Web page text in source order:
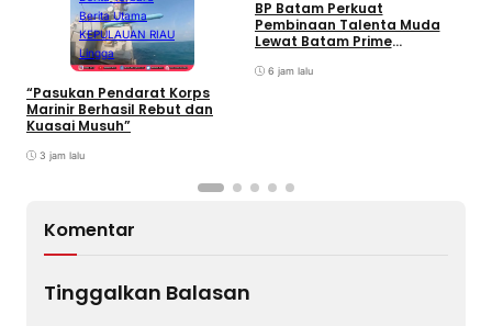
Berita Utama
KEPULAUAN RIAU
Lingga
“Pasukan Pendarat Korps
Marinir Berhasil Rebut dan
Kuasai Musuh”
3 jam lalu
BP Batam Perkuat
Pembinaan Talenta Muda
Lewat Batam Prime
Football sebagai Festival
6 jam lalu
Komentar
Tinggalkan Balasan